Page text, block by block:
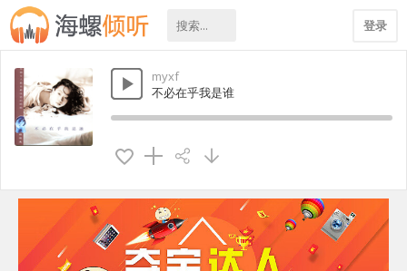
登录
myxf
不必在乎我是谁